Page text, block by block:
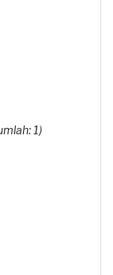
1)